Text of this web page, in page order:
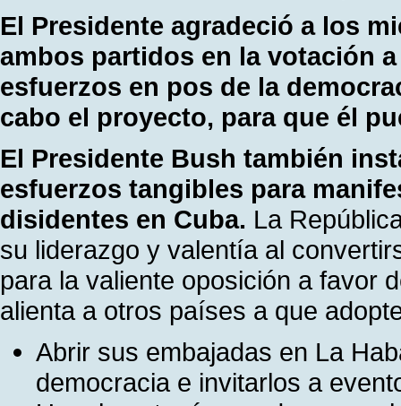
El Presidente agradeció a los
ambos partidos en la votación
esfuerzos en pos de la
cabo el proyecto, para que él
El Presidente Bush también
esfuerzos tangibles para
disidentes en Cuba. La
su liderazgo y valentía al
para la valiente oposición a favor
alienta a otros países a que
Abrir sus embajadas en La
democracia e invitarlos a